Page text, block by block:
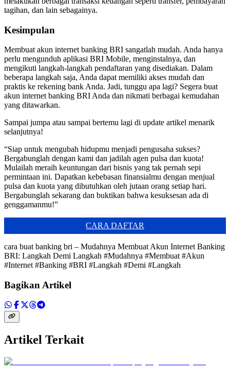
tagihan, dan lain sebagainya.
Kesimpulan
Membuat akun internet banking BRI sangatlah mudah. Anda hanya
perlu mengunduh aplikasi BRI Mobile, menginstalnya, dan
mengikuti langkah-langkah pendaftaran yang disediakan. Dalam
beberapa langkah saja, Anda dapat memiliki akses mudah dan
praktis ke rekening bank Anda. Jadi, tunggu apa lagi? Segera buat
akun internet banking BRI Anda dan nikmati berbagai kemudahan
yang ditawarkan.
Sampai jumpa atau sampai bertemu lagi di update artikel menarik
selanjutnya!
“Siap untuk mengubah hidupmu menjadi pengusaha sukses?
Bergabunglah dengan kami dan jadilah agen pulsa dan kuota!
Mulailah meraih keuntungan dari bisnis yang tak pernah sepi
permintaan ini. Dapatkan kebebasan finansialmu dengan menjual
pulsa dan kuota yang dibutuhkan oleh jutaan orang setiap hari.
Bergabunglah sekarang dan buktikan bahwa kesuksesan ada di
genggamanmu!”
CARA DAFTAR
cara buat banking bri – Mudahnya Membuat Akun Internet Banking
BRI: Langkah Demi Langkah #Mudahnya #Membuat #Akun
#Internet #Banking #BRI #Langkah #Demi #Langkah
Bagikan Artikel
Artikel Terkait